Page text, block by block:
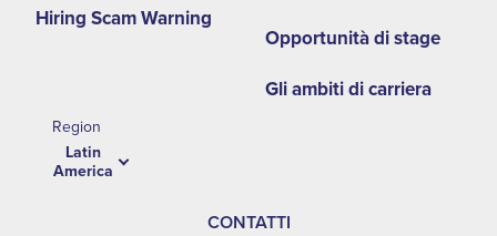
Hiring Scam Warning
Region
Latin
America
Opportunità di stage
Gli ambiti di carriera
CONTATTI